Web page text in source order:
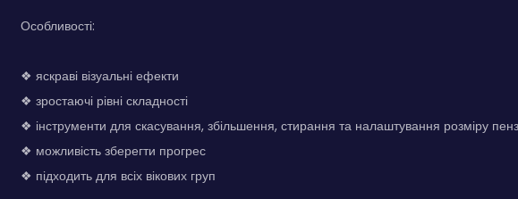
Особливості:
❖ яскраві візуальні ефекти
❖ зростаючі рівні складності
❖ інструменти для скасування, збільшення, стирання та налаштування розміру
❖ можливість зберегти прогрес
❖ підходить для всіх вікових груп